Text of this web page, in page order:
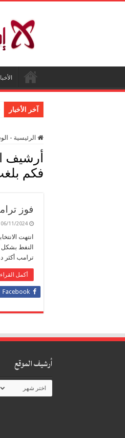
آخر الأخبار
الرئيسية -
أرشيف
فكم
فوز
06/11/2024
انتهت
ترامب أكثر دعما
أكمل
Facebook
أرشيف الموقع
أرشيف
الموقع